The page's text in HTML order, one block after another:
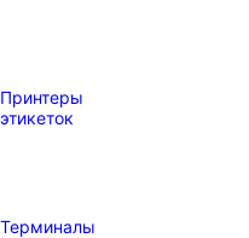
Принтеры
этикеток
Терминалы